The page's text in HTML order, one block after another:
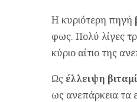
Η κυριότερη πηγή
φως. Πολύ λίγες
κύριο αίτιο της
Ως έλλειψη
ως ανεπάρκεια τα